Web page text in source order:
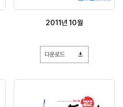
2011년 10월
다운로드